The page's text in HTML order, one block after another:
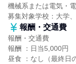
機械系または電気・
募集対象学校：大学
報酬・交通費
報酬・交通費
報酬 ：日当5,000円
昼食 ：なし（最終日